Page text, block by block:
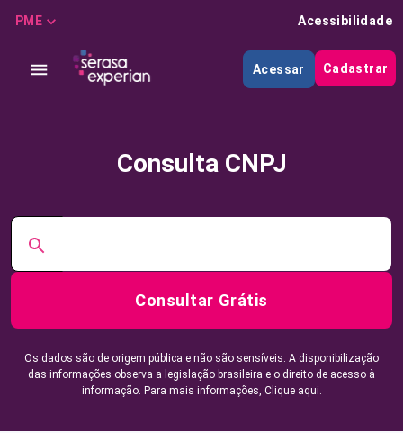
PME Acessibilidade
Acessar Cadastrar
Consulta CNPJ
Consultar Grátis
Os dados são de origem pública e não são sensíveis. A disponibilização
das informações observa a legislação brasileira e o direito de acesso à
informação. Para mais informações, Clique aqui.